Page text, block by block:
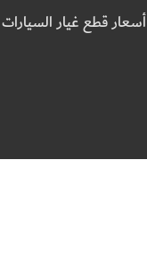
أسعار قطع غيار السيارات